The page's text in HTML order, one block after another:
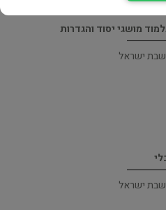
מושגי יסוד והגדרות
ישראל
ישראל